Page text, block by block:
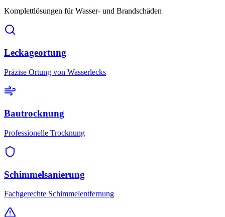
Komplettlösungen für Wasser- und Brandschäden
Leckageortung
Präzise Ortung von Wasserlecks
Bautrocknung
Professionelle Trocknung
Schimmelsanierung
Fachgerechte Schimmelentfernung